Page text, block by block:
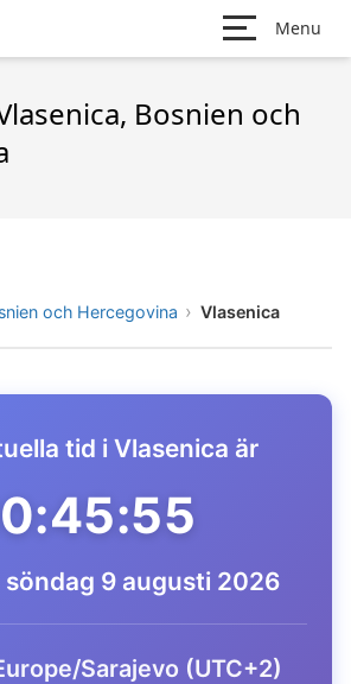
Menu
Bosnien och
och Hercegovina Vlasenica
tid i Vlasenica är
söndag 9 augusti 2026
Sarajevo (UTC+2)